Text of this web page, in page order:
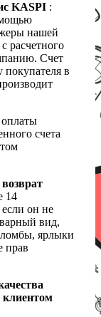
KASPI :
нашей
расчетного
Счет
покупателя в
счета
14
он не
вид,
ярлыки
прав
клиентом